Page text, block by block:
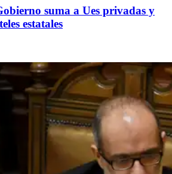
suma a Ues privadas y
estatales